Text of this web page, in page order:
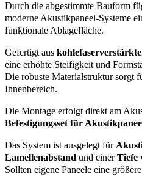
Durch die abgestimmte Bauform
moderne Akustikpaneel-Systeme
funktionale Ablagefläche.
Gefertigt aus
eine erhöhte Steifigkeit und
Die robuste Materialstruktur sorgt
Innenbereich.
Die Montage erfolgt direkt am
Befestigungsset für
Das System ist ausgelegt für
Lamellenabstand und einerTiefe
Sollten eigene Paneele eine